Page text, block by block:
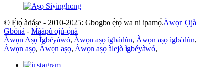
© Ẹ̀tọ́ àdáṣe - 2010-2025: Gbogbo ẹ̀tọ́ wa ni ipamọ́.Àwọn Ọjà
Gbóná - Máàpù ojú-ọ̀nà
Àwọn Aṣọ Ìgbéyàwó, Àwọn aṣọ ìgbádùn, Àwọn aṣọ ìgbádùn,
Àwọn aṣọ, Àwọn aṣọ, Àwọn aṣọ àlejò ìgbéyàwó,